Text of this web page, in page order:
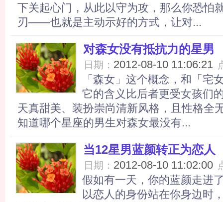
下关起心门，从此以守为攻，那么你恐怕
刃——也就是主动示好的方式，让对...
对森女没有抵抗力的星男
日期： 2012-08-10 11:06:21
「森女」这个概念，和「宅
它的含义比后者更受女孩们
天真甜美、装扮崇尚清新风格，且性格全
知道哪个星座的男生对森女最没有...
当12星男蓝颜转正为恋人
日期： 2012-08-10 11:02:00
假如有一天，你的蓝颜走进
以恋人的身份站在你身边时